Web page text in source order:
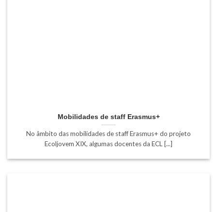
Mobilidades de staff Erasmus+
No âmbito das mobilidades de staff Erasmus+ do projeto
Ecoljovem XIX, algumas docentes da ECL [...]